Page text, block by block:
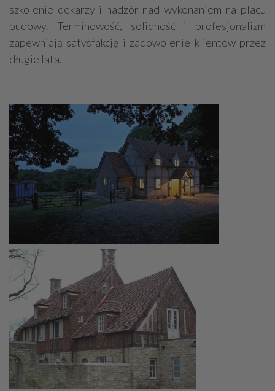
szkolenie dekarzy i nadzór nad wykonaniem na placu
budowy. Terminowość, solidność i profesjonalizm
zapewniają satysfakcję i zadowolenie klientów przez
długie lata.